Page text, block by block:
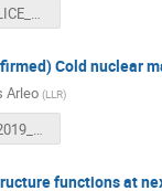
quarkoniaALICE_GDR2019.pdf
Cold nuclear
Arleo (LLR)
GDR_QCD_2019_Arleo.pdf
functions at